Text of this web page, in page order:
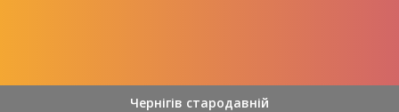
Чернігів стародавній